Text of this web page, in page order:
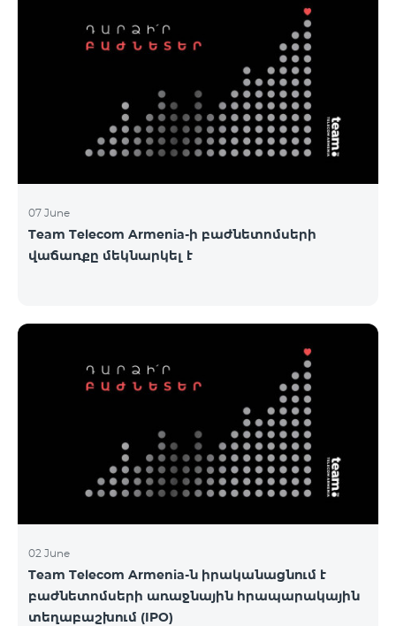
07 June
Team Telecom Armenia-ի բաժնետոմսերի
վաճառքը մեկնարկել է
02 June
Team Telecom Armenia-ն իրականացնում է
բաժնետոմսերի առաջնային հրապարակային
տեղաբաշխում (IPO)